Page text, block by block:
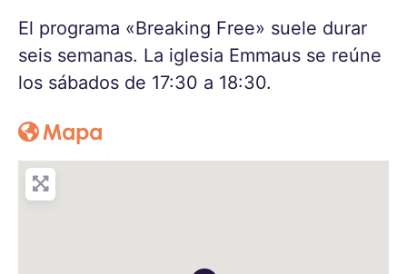
El programa «Breaking Free» suele durar
seis semanas. La iglesia Emmaus se reúne
los sábados de 17:30 a 18:30.
Mapa